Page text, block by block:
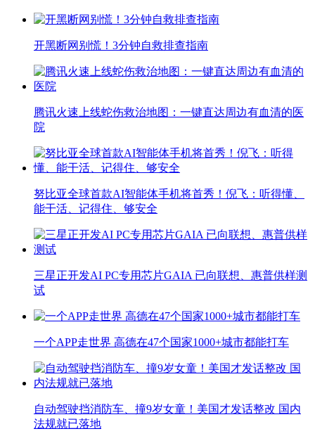
开黑断网别慌！3分钟自救排查指南
腾讯火速上线蛇伤救治地图：一键直达周边有血清的医
院
努比亚全球首款AI智能体手机将首秀！倪飞：听得懂、
能干活、记得住、够安全
三星正开发AI PC专用芯片GAIA 已向联想、惠普供样测
试
一个APP走世界 高德在47个国家1000+城市都能打车
自动驾驶挡消防车、撞9岁女童！美国才发话整改 国内
法规就已落地